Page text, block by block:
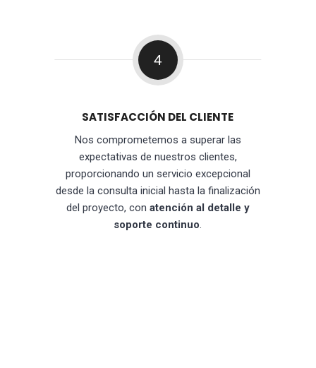
4
SATISFACCIÓN DEL CLIENTE
Nos comprometemos a superar las
expectativas de nuestros clientes,
proporcionando un servicio excepcional
desde la consulta inicial hasta la finalización
del proyecto, con atención al detalle y
soporte continuo.